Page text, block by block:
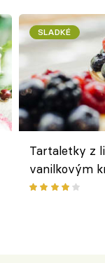
SLADKÉ
Tartaletky z
vanilkovým
ovocem